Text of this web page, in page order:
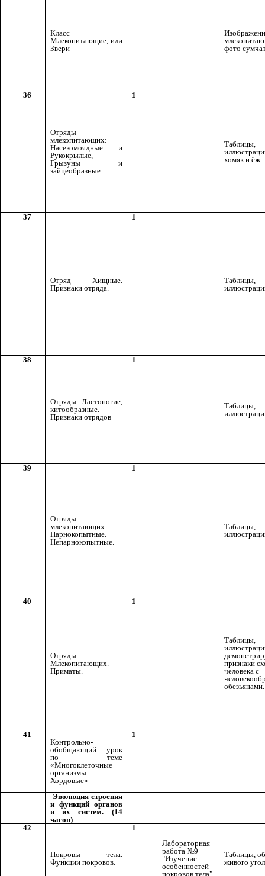
Класс
Млекопитающие, или
Звери
фото
36
Отряды
млекопитающих:
Насекомоядные и
Рукокрылые,
Грызуны и
зайцеобразные
1
Таблицы,
хомяк и ёж
37
Отряд Хищные.
Признаки отряда.
1
Таблицы,
38
Отряды Ластоногие,
китообразные.
Признаки отрядов
1
Таблицы,
39
Отряды
млекопитающих.
Парнокопытные.
Непарнокопытные.
1
Таблицы,
40
Отряды
Млекопитающих.
Приматы.
1
Таблицы,
признаки
человека с
обезьянами.
41
Контрольно-
обобщающий урок
по теме
«Многоклеточные
организмы.
Хордовые»
1
Эволюция строения
и функций органов
и их систем. (14
часов)
42
Покровы тела.
Функции покровов.
1
Лабораторная
работа №9
"Изучение
особенностей
покровов тела"
Таблицы,
живого